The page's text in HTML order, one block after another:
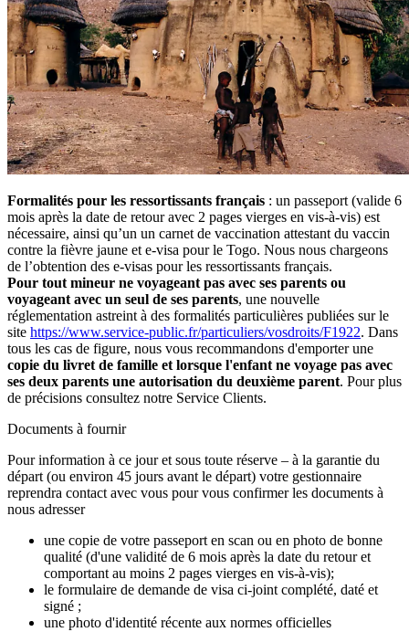
Formalités pour les ressortissants français : un passeport (valide 6
mois après la date de retour avec 2 pages vierges en vis-à-vis) est
nécessaire, ainsi qu’un un carnet de vaccination attestant du vaccin
contre la fièvre jaune et e-visa pour le Togo. Nous nous chargeons
de l’obtention des e-visas pour les ressortissants français.
Pour tout mineur ne voyageant pas avec ses parents ou
voyageant avec un seul de ses parents, une nouvelle
réglementation astreint à des formalités particulières publiées sur le
site https://www.service-public.fr/particuliers/vosdroits/F1922. Dans
tous les cas de figure, nous vous recommandons d'emporter une
copie du livret de famille et lorsque l'enfant ne voyage pas avec
ses deux parents une autorisation du deuxième parent. Pour plus
de précisions consultez notre Service Clients.
Documents à fournir
Pour information à ce jour et sous toute réserve – à la garantie du
départ (ou environ 45 jours avant le départ) votre gestionnaire
reprendra contact avec vous pour vous confirmer les documents à
nous adresser
une copie de votre passeport en scan ou en photo de bonne
qualité (d'une validité de 6 mois après la date du retour et
comportant au moins 2 pages vierges en vis-à-vis);
le formulaire de demande de visa ci-joint complété, daté et
signé ;
une photo d'identité récente aux normes officielles